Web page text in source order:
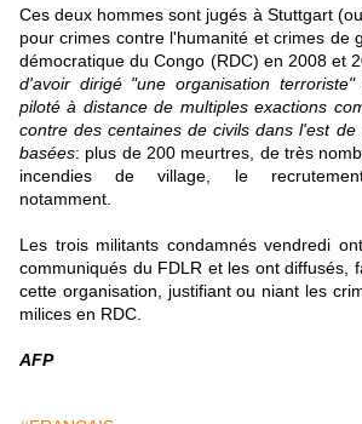
Ces deux hommes sont jugés à Stuttgart
pour crimes contre l'humanité et crimes de
démocratique du Congo (RDC) en 2008 et
d'avoir dirigé "une organisation
piloté à distance de multiples exactions
contre des centaines de civils dans l'est
basées: plus de 200 meurtres, de très
incendies de village, le recrutement
notamment.
Les trois militants condamnés vendredi
communiqués du FDLR et les ont diffusés,
cette organisation, justifiant ou niant les
milices en RDC.
AFP